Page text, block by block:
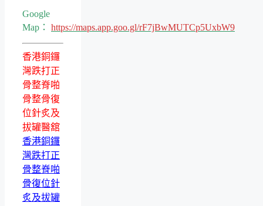
Google
Map： https://maps.app.goo.gl/rF7jBwMUTCp5UxbW9
香港銅鑼
灣跌打正
骨整脊啪
骨整骨復
位針炙及
拔罐醫舘
香港銅鑼
灣跌打正
骨整脊啪
骨復位針
炙及拔罐